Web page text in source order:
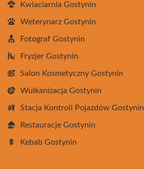
Kwiaciarnia Gostynin
Weterynarz Gostynin
Fotograf Gostynin
Fryzjer Gostynin
Salon Kosmetyczny Gostynin
Wulkanizacja Gostynin
Stacja Kontroli Pojazdów Gostynin
Restauracje Gostynin
Kebab Gostynin